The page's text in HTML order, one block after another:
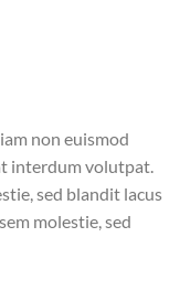
non euismod
interdum volutpat.
sed blandit lacus
molestie, sed